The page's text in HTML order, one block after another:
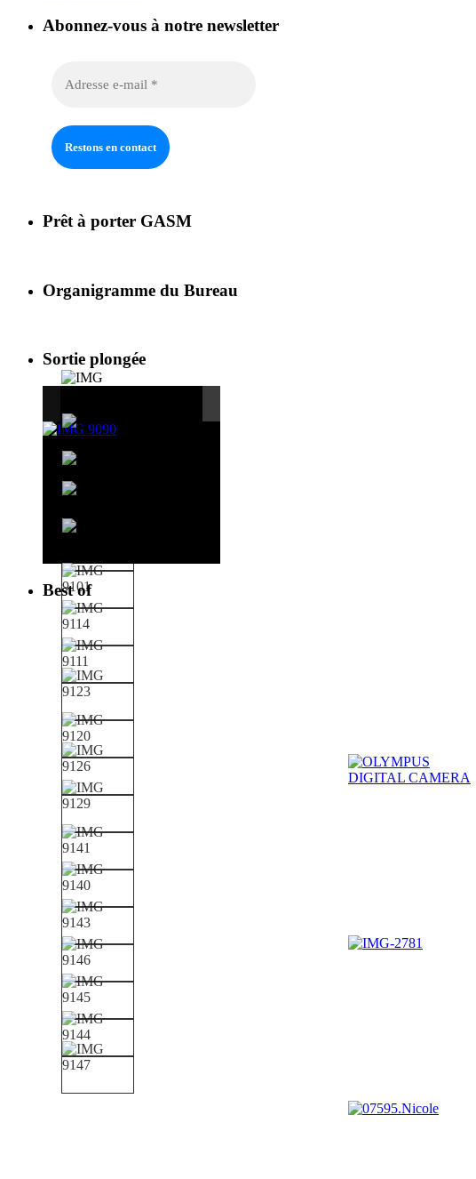
Abonnez-vous à notre newsletter
Prêt à porter GASM
Organigramme du Bureau
Sortie plongée
Best of